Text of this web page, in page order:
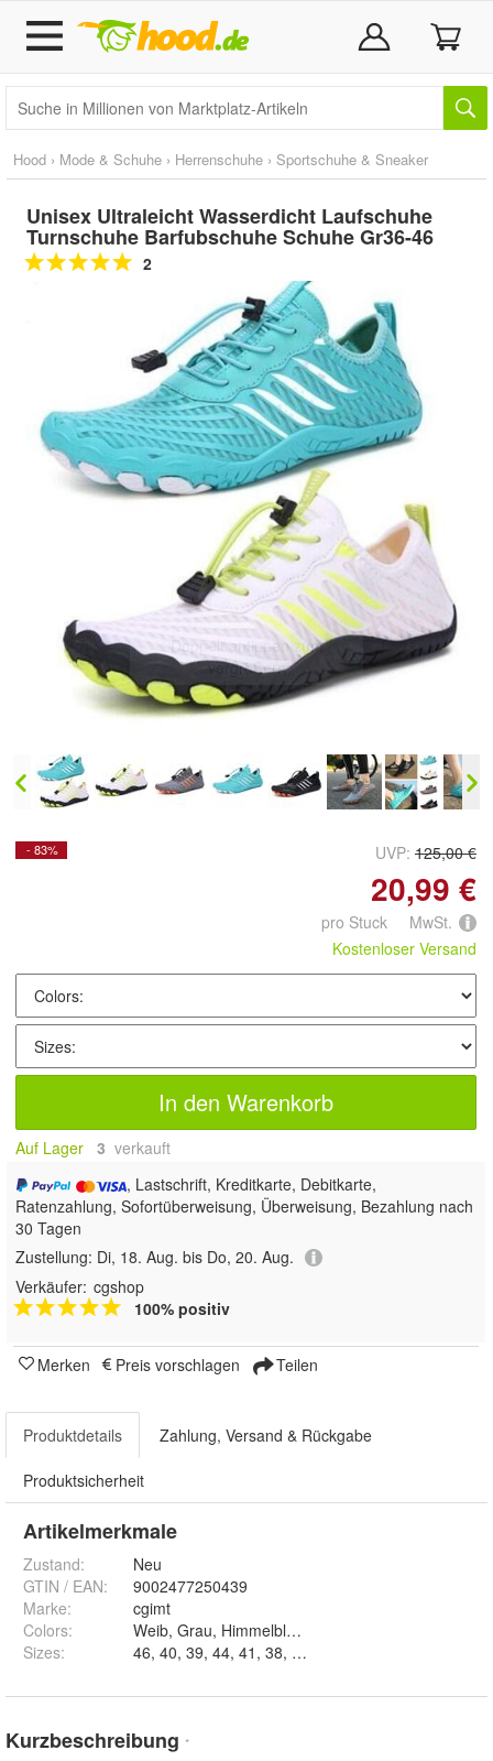
Hood › Mode & Schuhe › Herrenschuhe › Sportschuhe & Sneaker
Unisex Ultraleicht Wasserdicht Laufschuhe
Turnschuhe Barfubschuhe Schuhe Gr36-46
2
Doppelt antippen zum
vergrößern
- 83% UVP: 125,00 €
20,99 €
pro Stuck MwSt.
Kostenloser Versand
In den Warenkorb
Auf Lager 3 verkauft
, Lastschrift, Kreditkarte, Debitkarte,
Ratenzahlung, Sofortüberweisung, Überweisung, Bezahlung nach
30 Tagen
Zustellung: Di, 18. Aug. bis Do, 20. Aug.
Verkäufer: cgshop
100% positiv
Merken Preis vorschlagen Teilen
Produktdetails Zahlung, Versand & Rückgabe
Produktsicherheit
Artikelmerkmale
Zustand:
Neu
GTIN / EAN:
9002477250439
Marke:
cgimt
Colors:
Sizes:
Kurzbeschreibung *